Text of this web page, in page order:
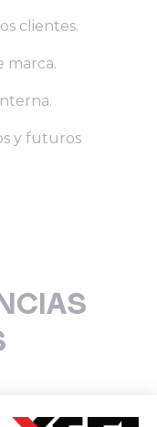
clientes.
marca.
y futuros